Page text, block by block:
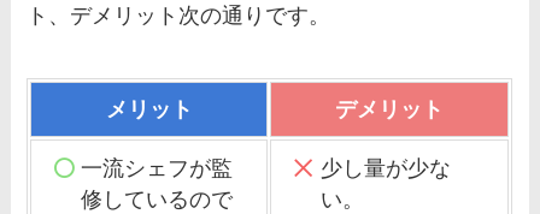
ト、デメリット次の通りです。
メリット デメリット
一流シェフが監
修しているので
少し量が少な
い。